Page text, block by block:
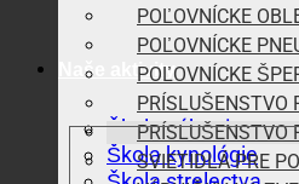
Naše aktivity
Škola vábenia
Škola kynológie
POĽOVNÍCKE
POĽOVNÍCKE
POĽOVNÍCKE
PRÍSLUŠENSTVO
PRÍSLUŠENSTVO
SVIETIDLÁ PRE